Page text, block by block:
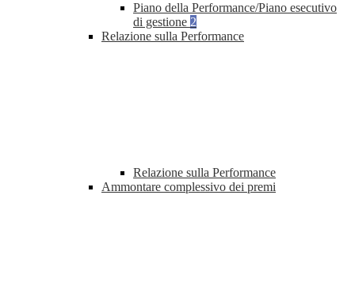
Piano della Performance/Piano esecutivo
di gestione 2
Relazione sulla Performance
Relazione sulla Performance
Ammontare complessivo dei premi